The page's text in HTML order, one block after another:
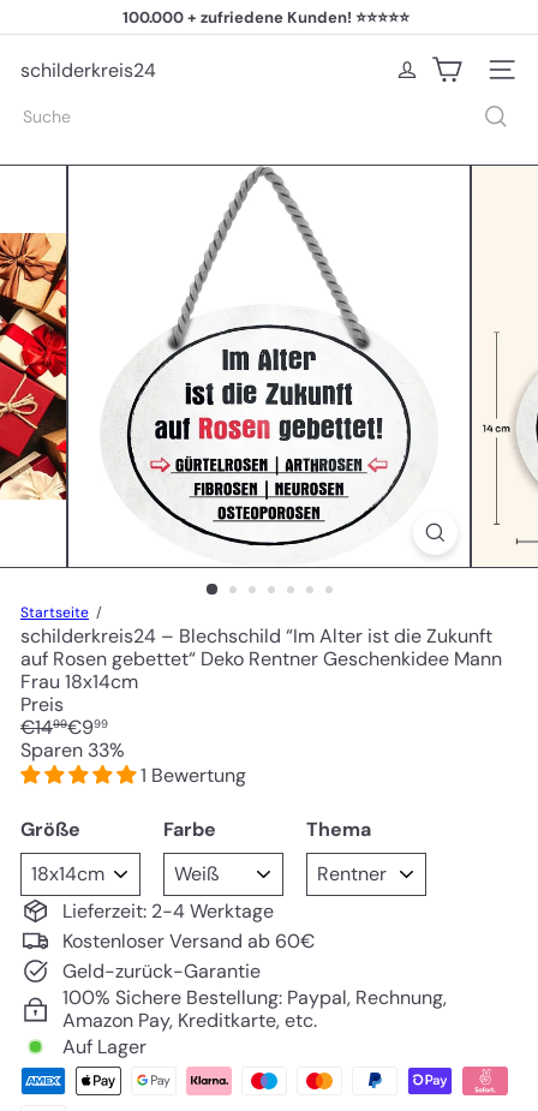
zum
Pause
100.000 + zufriedene Kunden! ⭐⭐⭐⭐⭐
schilderkreis24
Suche
Startseite
schilderkreis24 – Blechschild “Im Alter ist die Zukunft
auf Rosen gebettet“ Deko Rentner Geschenkidee Mann
Frau 18x14cm
Preis
Normaler
Preis
€1499
Sonderpreis
€999
Sparen 33%
1 Bewertung
Größe Farbe Thema
Lieferzeit: 2-4 Werktage
Kostenloser Versand ab 60€
Geld-zurück-Garantie
100% Sichere Bestellung: Paypal, Rechnung,
Amazon Pay, Kreditkarte, etc.
Auf Lager